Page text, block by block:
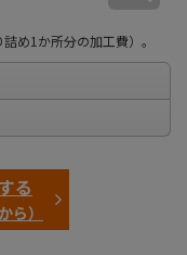
め1か所分の加工費）。
る
ら）